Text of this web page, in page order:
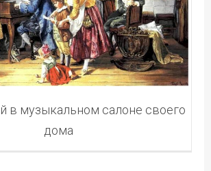
в музыкальном салоне своего
дома